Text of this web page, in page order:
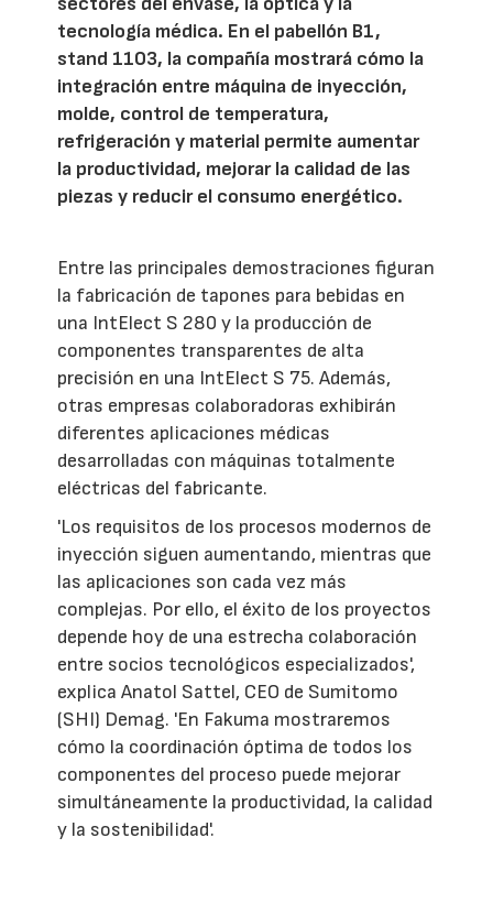
tecnología médica. En el pabellón B1,
stand 1103, la compañía mostrará cómo la
integración entre máquina de inyección,
molde, control de temperatura,
refrigeración y material permite aumentar
la productividad, mejorar la calidad de las
piezas y reducir el consumo energético.
Entre las principales demostraciones figuran
la fabricación de tapones para bebidas en
una IntElect S 280 y la producción de
componentes transparentes de alta
precisión en una IntElect S 75. Además,
otras empresas colaboradoras exhibirán
diferentes aplicaciones médicas
desarrolladas con máquinas totalmente
eléctricas del fabricante.
'Los requisitos de los procesos modernos de
inyección siguen aumentando, mientras que
las aplicaciones son cada vez más
complejas. Por ello, el éxito de los proyectos
depende hoy de una estrecha colaboración
entre socios tecnológicos especializados',
explica Anatol Sattel, CEO de Sumitomo
(SHI) Demag. 'En Fakuma mostraremos
cómo la coordinación óptima de todos los
componentes del proceso puede mejorar
simultáneamente la productividad, la calidad
y la sostenibilidad'.